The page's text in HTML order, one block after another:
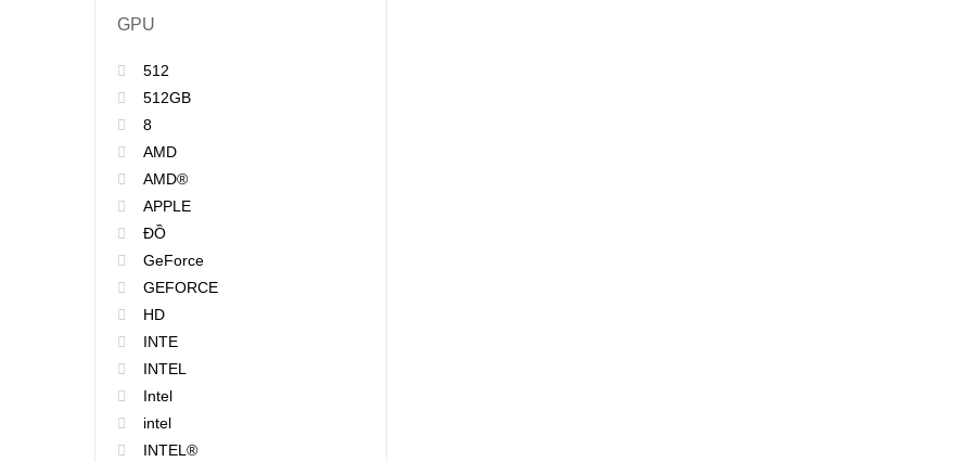
GPU
512
512GB
8
AMD
AMD®
APPLE
ĐỒ
GeForce
GEFORCE
HD
INTE
INTEL
Intel
intel
INTEL®